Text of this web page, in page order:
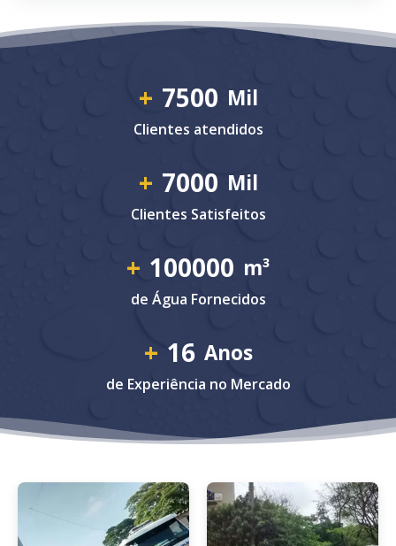
+ 7500 Mil
Clientes atendidos
+ 7000 Mil
Clientes Satisfeitos
+ 100000 m³
de Água Fornecidos
+ 16 Anos
de Experiência no Mercado